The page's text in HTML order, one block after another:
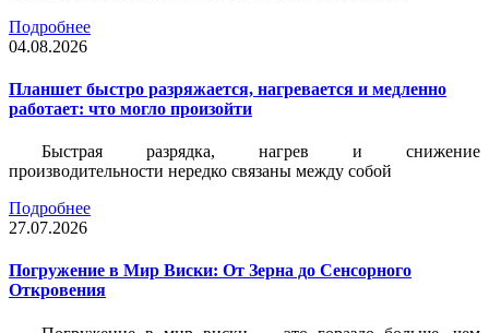
Подробнее
04.08.2026
Планшет быстро разряжается, нагревается и медленно
работает: что могло произойти
Быстрая разрядка, нагрев и снижение
производительности нередко связаны между собой
Подробнее
27.07.2026
Погружение в Мир Виски: От Зерна до Сенсорного
Откровения